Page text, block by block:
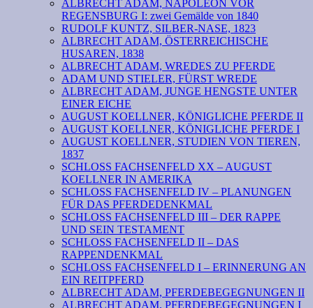
ALBRECHT ADAM, NAPOLEON VOR
REGENSBURG I: zwei Gemälde von 1840
RUDOLF KUNTZ, SILBER-NASE, 1823
ALBRECHT ADAM, ÖSTERREICHISCHE
HUSAREN, 1838
ALBRECHT ADAM, WREDES ZU PFERDE
ADAM UND STIELER, FÜRST WREDE
ALBRECHT ADAM, JUNGE HENGSTE UNTER
EINER EICHE
AUGUST KOELLNER, KÖNIGLICHE PFERDE II
AUGUST KOELLNER, KÖNIGLICHE PFERDE I
AUGUST KOELLNER, STUDIEN VON TIEREN,
1837
SCHLOSS FACHSENFELD XX – AUGUST
KOELLNER IN AMERIKA
SCHLOSS FACHSENFELD IV – PLANUNGEN
FÜR DAS PFERDEDENKMAL
SCHLOSS FACHSENFELD III – DER RAPPE
UND SEIN TESTAMENT
SCHLOSS FACHSENFELD II – DAS
RAPPENDENKMAL
SCHLOSS FACHSENFELD I – ERINNERUNG AN
EIN REITPFERD
ALBRECHT ADAM, PFERDEBEGEGNUNGEN II
ALBRECHT ADAM, PFERDEBEGEGNUNGEN I